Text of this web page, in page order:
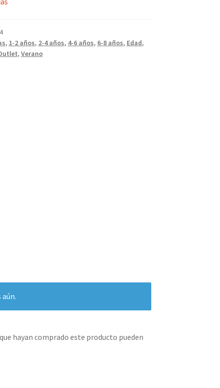
€.
6,00 €.
, 1-2 años, 2-4 años, 4-6 años, 6-8 años, Edad,
, Verano
hayan comprado este producto pueden